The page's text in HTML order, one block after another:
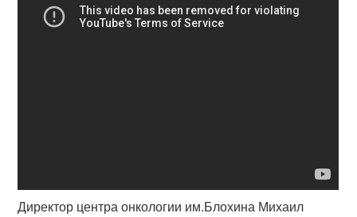
Директор центра онкологии им.Блохина Михаил